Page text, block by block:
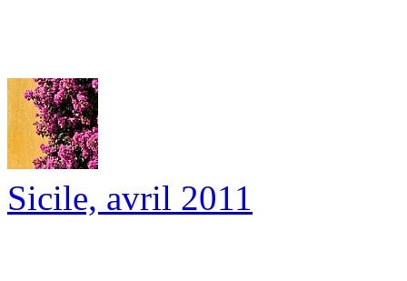
Sicile, avril 2011